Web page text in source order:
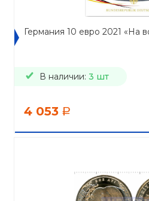
Германия 10 евро 2021 «На
В наличии: 3 шт
4 053 a